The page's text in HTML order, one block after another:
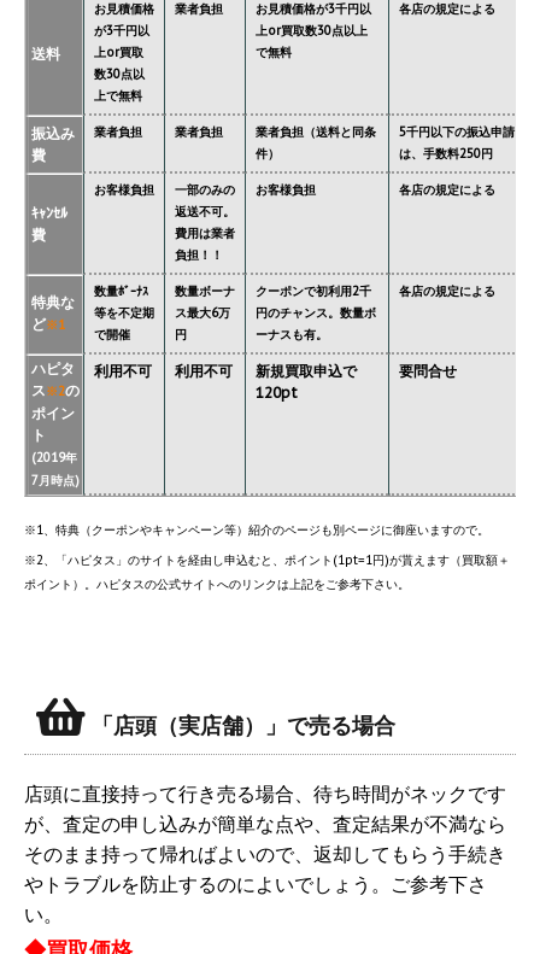
送料
お見積価格
が3千円以
上or買取
数30点以
上で無料
業者負担
お見積価格が3千円以
上or買取数30点以上
で無料
各店の規定による
振込み
費
業者負担 業者負担
業者負担（送料と同条
件）
5千円以下の振込申請
は、手数料250円
ｷｬﾝｾﾙ
費
お客様負担
一部のみの
返送不可。
費用は業者
負担！！
お客様負担 各店の規定による
特典な
ど※1
数量ﾎﾞｰﾅｽ
等を不定期
で開催
数量ボーナ
ス最大6万
円
クーポンで初利用2千
円のチャンス。数量ボ
ーナスも有。
各店の規定による
ハピタ
ス※2の
ポイン
ト
(2019年
7月時点)
利用不可 利用不可
新規買取申込で
120pt
要問合せ
※1、特典（クーポンやキャンペーン等）紹介のページも別ページに御座いますので。
※2、「ハピタス」のサイトを経由し申込むと、ポイント(1pt=1円)が貰えます（買取額＋
ポイント）。ハピタスの公式サイトへのリンクは上記をご参考下さい。
「店頭（実店舗）」で売る場合
店頭に直接持って行き売る場合、待ち時間がネックです
が、査定の申し込みが簡単な点や、査定結果が不満なら
そのまま持って帰ればよいので、返却してもらう手続き
やトラブルを防止するのによいでしょう。ご参考下さ
い。